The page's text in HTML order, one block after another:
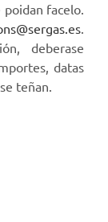
facelo.
.
deberase
datas
teñan.